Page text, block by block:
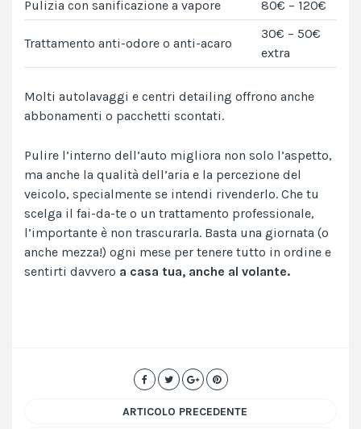
Pulizia con sanificazione a vapore 80€ – 120€
Trattamento anti-odore o anti-acaro
30€ – 50€
extra
Molti autolavaggi e centri detailing offrono anche
abbonamenti o pacchetti scontati.
Pulire l’interno dell’auto migliora non solo l’aspetto,
ma anche la qualità dell’aria e la percezione del
veicolo, specialmente se intendi rivenderlo. Che tu
scelga il fai-da-te o un trattamento professionale,
l’importante è non trascurarla. Basta una giornata (o
anche mezza!) ogni mese per tenere tutto in ordine e
sentirti davvero a casa tua, anche al volante.
ARTICOLO PRECEDENTE